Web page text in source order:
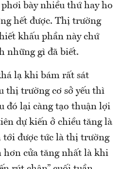
bày nhiều thứ hay ho
hết được. Thị trường
khấu phần này chứ
những gì đã biết.
lạ khi bám rất sát
thị trường cơ sở yếu thì
đó lại càng tạo thuận lợi
dự kiến ở chiều tăng là
tới được tức là thị trường
hơn cửa tăng nhất là khi